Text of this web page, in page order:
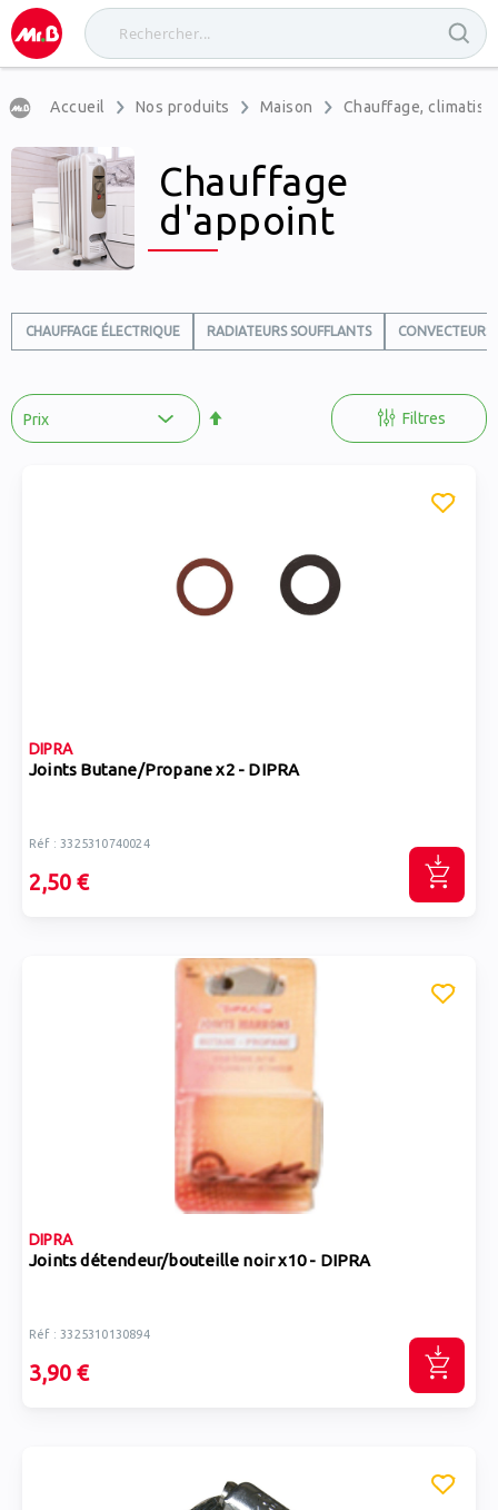
Accueil Nos produits Maison Chauffage,
Chauffage
d'appoint
CHAUFFAGE ÉLECTRIQUE RADIATEURS SOUFFLANTS
Filtres
DIPRA
Joints Butane/Propane x2 - DIPRA
Réf : 3325310740024
2,50 €
DIPRA
Joints détendeur/bouteille noir x10 - DIPRA
Réf : 3325310130894
3,90 €